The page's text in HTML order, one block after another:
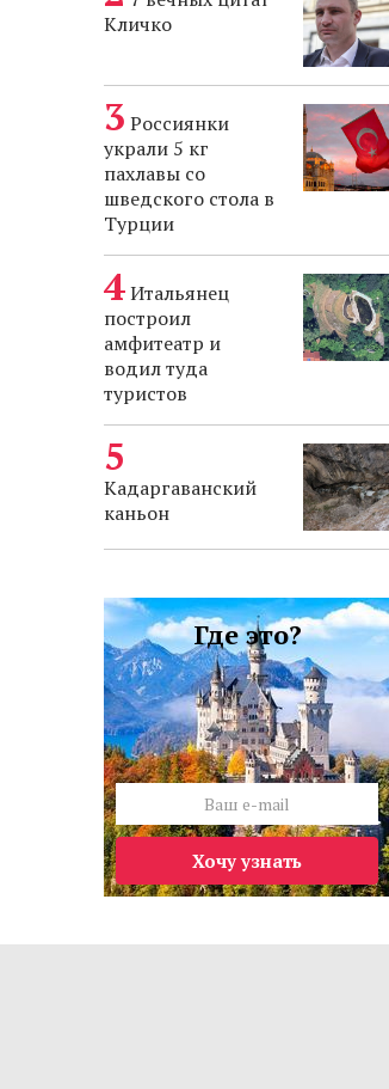
Кличко
Россиянки
украли 5 кг
пахлавы со
шведского стола в
Турции
Итальянец
построил
амфитеатр и
водил туда
туристов
Кадаргаванский
каньон
Где это?
Хочу узнать